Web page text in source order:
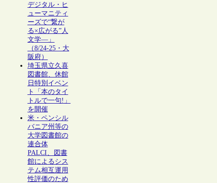
デジタル・ヒ
ューマニティ
ーズで“繋が
る×広がる”人
文学―」
（8/24-25・大
阪府）
埼玉県立久喜
図書館、休館
日特別イベン
ト「本のタイ
トルで一句!」
を開催
米・ペンシル
バニア州等の
大学図書館の
連合体
PALCI、図書
館によるシス
テム相互運用
性評価のため